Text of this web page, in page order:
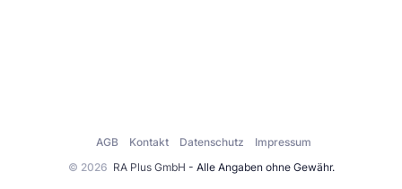
© 2026 RA Plus GmbH - Alle Angaben ohne Gewähr.
AGB Kontakt Datenschutz Impressum